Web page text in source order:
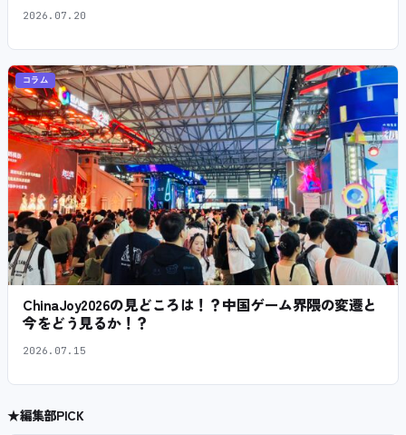
2026.07.20
コラム
ChinaJoy2026の見どころは！？中国ゲーム界隈の変遷と
今をどう見るか！？
2026.07.15
★編集部PICK